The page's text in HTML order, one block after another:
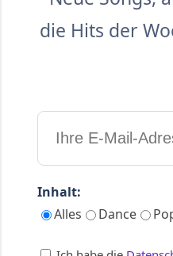
die Hits der
Inhalt:
Alles
Dance